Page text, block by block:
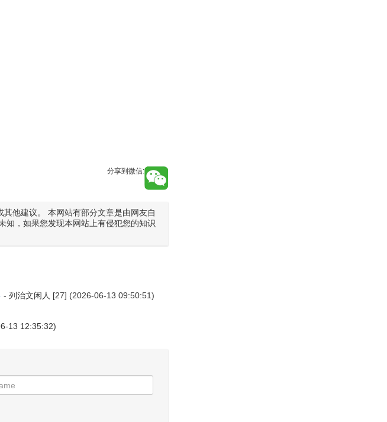
分享到微信:
他建议。 本网站有部分文章是由网友自
知，如果您发现本网站上有侵犯您的知识
- 列治文闲人 [27] (2026-06-13 09:50:51)
13 12:35:32)